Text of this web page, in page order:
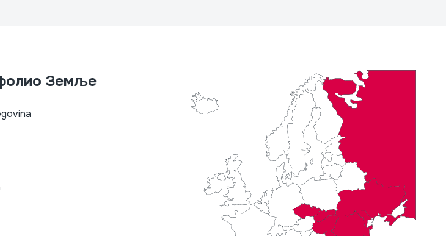
Земље